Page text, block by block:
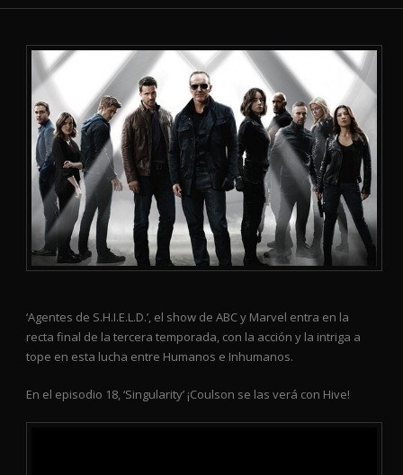
‘Agentes de S.H.I.E.L.D.’, el show de ABC y Marvel entra en la
recta final de la tercera temporada, con la acción y la intriga a
tope en esta lucha entre Humanos e Inhumanos.
En el episodio 18, ‘Singularity’ ¡Coulson se las verá con Hive!